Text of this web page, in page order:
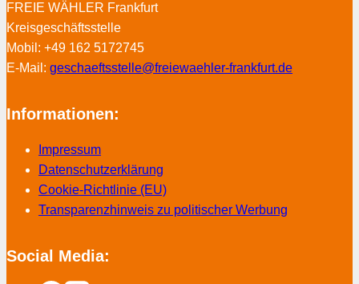
FREIE WÄHLER Frankfurt
Kreisgeschäftsstelle
Mobil: +49 162 5172745
E-Mail: geschaeftsstelle@freiewaehler-frankfurt.de
Informationen:
Impressum
Datenschutzerklärung
Cookie-Richtlinie (EU)
Transparenzhinweis zu politischer Werbung
Social Media: